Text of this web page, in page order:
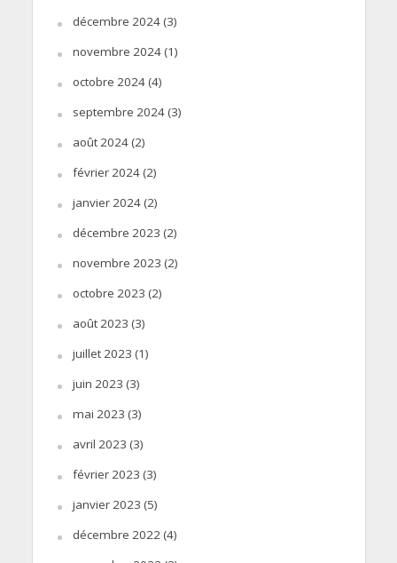
décembre 2024(3)
novembre 2024(1)
octobre 2024(4)
septembre 2024(3)
août 2024(2)
février 2024(2)
janvier 2024(2)
décembre 2023 (2)
novembre 2023 (2)
octobre 2023 (2)
août 2023 (3)
juillet 2023 (1)
juin 2023 (3)
mai 2023 (3)
avril 2023 (3)
février 2023 (3)
janvier 2023 (5)
décembre 2022 (4)